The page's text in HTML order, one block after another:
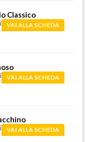
Classico
VAI ALLA SCHEDA
VAI ALLA SCHEDA
VAI ALLA SCHEDA